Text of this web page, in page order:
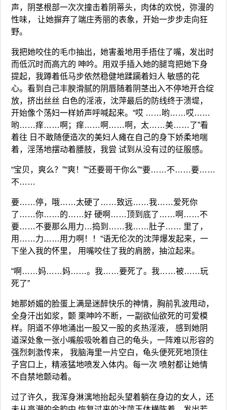
声，阴茎根部一次次撞击着阴蒂头，肉体的欢悦，弥漫的
性味， 让她摒弃了端庄秀丽的表象，开始一步步走向狂
野。
我把她咬住的毛巾抽出，她害羞地用手捂住了嘴，发出时
而低沉时而高亢的 呻吟。用双手插入她的腿弯把她下身
提起，我蹲着低马步依然稳健地蹂躏着妇人 敏感的花
心。看到自己丰腴滑腻的阴唇随着阴茎出入不停地开合绽
放，挤出丝丝 白色的淫液，沈萍最后的防线终于溃堤，
开始像个荡妇一样娇声呼喊起来。“哎 ……哟……哎……
哟……痒……啊；痒……啊……啊，太……美……了”看
着往 日不敢随便造次的美妇人瘫在自己的身下娇柔地喘
着，淫荡地摆动着腰肢，我尝 试到从没有过的征服感。
“宝贝，爽么？”“爽！”“还要哥干你么”“要……不……要……
不……
要……停，哦……太硬了……致远……我……爱死你
了……你……的……好 硬啊……顶到底了……啊……不
要……不要那么用力…捣到……我……肚子…… 里了，
用……力……用力啊！！“语无伦次的沈萍爆发起来，一
下坐入我的怀里， 用嘴咬住了我的肩膀，抽泣起来。
“啊……妈……妈……。我……要死了。我……被……玩
死了”
她那娇媚的脸蛋上满是迷醉快乐的神情，胸前乳波甩动，
全身汗出如浆，颤 栗呻吟不断，一副欲仙欲死的可爱模
样。阴道不停地涌出一股又一股的炙热淫液， 感到她阴
道深处象一张小嘴般吸吮着自己的龟头，一阵难以形容的
强烈刺激传来， 我脑海里一片空白，龟头便死死地顶住
子宫口上，精液猛地喷发入体内。每一次 喷射都让她情
不自禁地颤动着。
过了许久，我浑身淋漓地抬起头望着躺在身边的女人，还